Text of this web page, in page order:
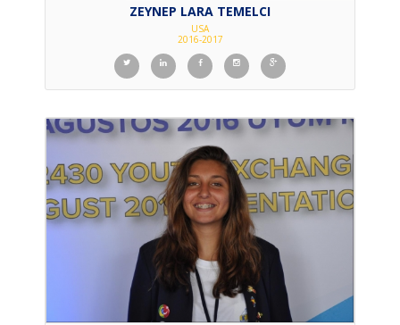
ZEYNEP LARA TEMELCI
USA
2016-2017